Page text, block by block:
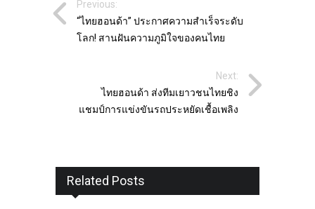
Previous:
“ไทยฮอนด้า” ประกาศความสำเร็จระดับ
โลก! สานฝันความภูมิใจของคนไทย
Next:
ไทยฮอนด้า ส่งทีมเยาวชนไทยชิง
แชมป์การแข่งขันรถประหยัดเชื้อเพลิง
Related Posts